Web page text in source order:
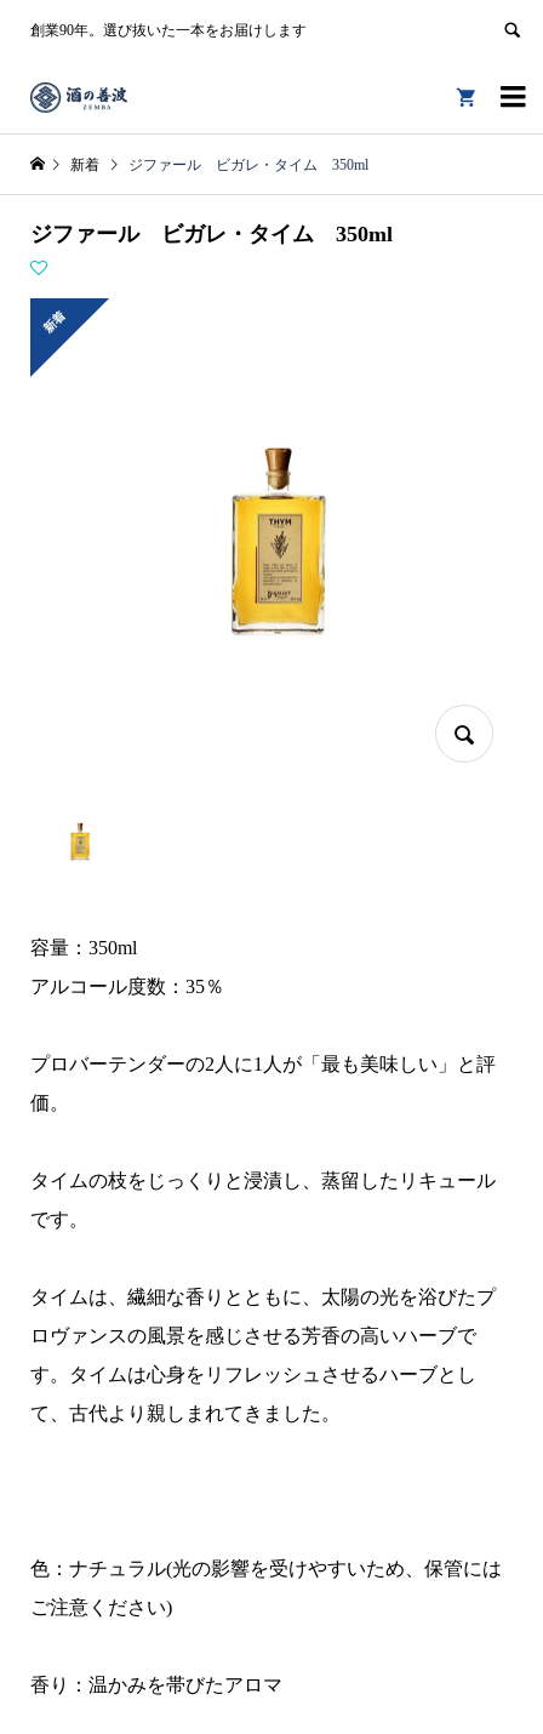
創業90年。選び抜いた一本をお届けします


新着 ジファール ビガレ・タイム 350ml
ジファール ビガレ・タイム 350ml
新着
容量：350ml
アルコール度数：35％
プロバーテンダーの2人に1人が「最も美味しい」と評
価。
タイムの枝をじっくりと浸漬し、蒸留したリキュール
です。
タイムは、繊細な香りとともに、太陽の光を浴びたプ
ロヴァンスの風景を感じさせる芳香の高いハーブで
す。タイムは心身をリフレッシュさせるハーブとし
て、古代より親しまれてきました。
色：ナチュラル(光の影響を受けやすいため、保管には
ご注意ください)
香り：温かみを帯びたアロマ